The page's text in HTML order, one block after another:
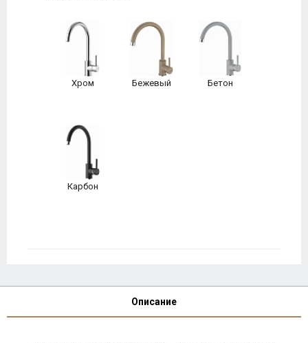
Хром Бежевый Бетон
Карбон
Описание